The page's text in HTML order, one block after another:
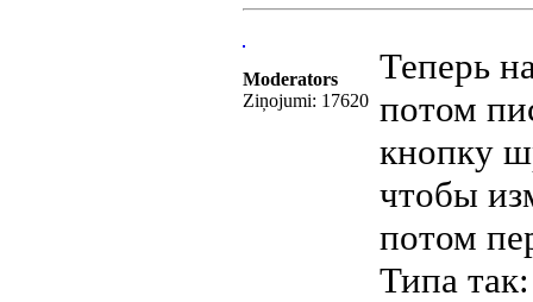
Moderators
Ziņojumi: 17620
Теперь
потом
кнопку
чтобы
потом
Типа так: